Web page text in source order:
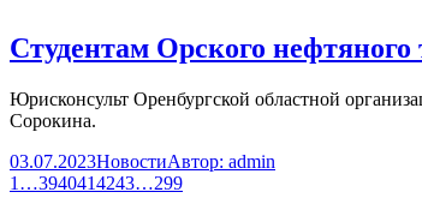
Студентам Орского нефтяного
Юрисконсульт Оренбургской областной
Сорокина.
03.07.2023НовостиАвтор: admin
1 …3940414243…299